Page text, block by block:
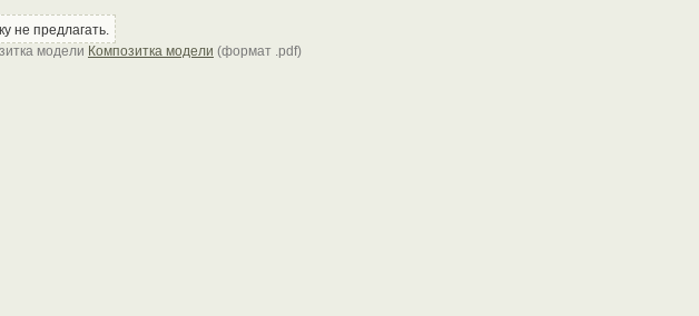
не предлагать.
Композитка модели (формат .pdf)